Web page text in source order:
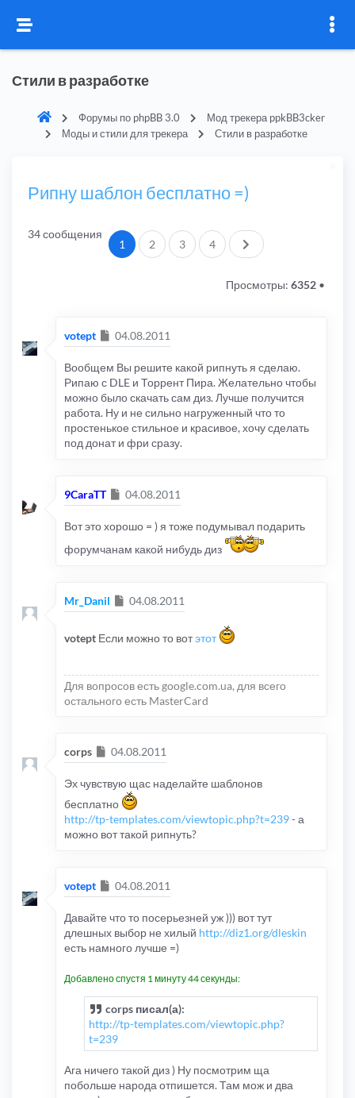
Стили в разработке
Форумы по phpBB 3.0
Мод трекера ppkBB3cker
Моды и стили для трекера
Стили в разработке
Рипну шаблон бесплатно =)
34 сообщения
1 2 3 4 След.
Просмотры: 6352 •
votept Сообщение
04.08.2011
Вообщем Вы решите какой рипнуть я сделаю.
Рипаю с DLE и Торрент Пира. Желательно чтобы
можно было скачать сам диз. Лучше получится
работа. Ну и не сильно нагруженный что то
простенькое стильное и красивое, хочу сделать
под донат и фри сразу.
9CaraTT Сообщение
04.08.2011
Вот это хорошо = ) я тоже подумывал подарить
форумчанам какой нибудь диз
Mr_Danil Сообщение
04.08.2011
votept Если можно то вотэтот
Для вопросов есть google.com.ua, для всего
остального есть MasterCard
corps Сообщение
04.08.2011
Эх чувствую щас наделайте шаблонов
бесплатно
http://tp-templates.com/viewtopic.php?t=239- а
можно вот такой рипнуть?
votept Сообщение
04.08.2011
Давайте что то посерьезней уж ))) вот тут
длешных выбор не хилый http://diz1.org/dleskin
есть намного лучше =)
Добавлено спустя 1 минуту 44 секунды:
corps писал(а):
http://tp-templates.com/viewtopic.php?
t=239
Ага ничего такой диз ) Ну посмотрим ща
побольше народа отпишется. Там мож и два